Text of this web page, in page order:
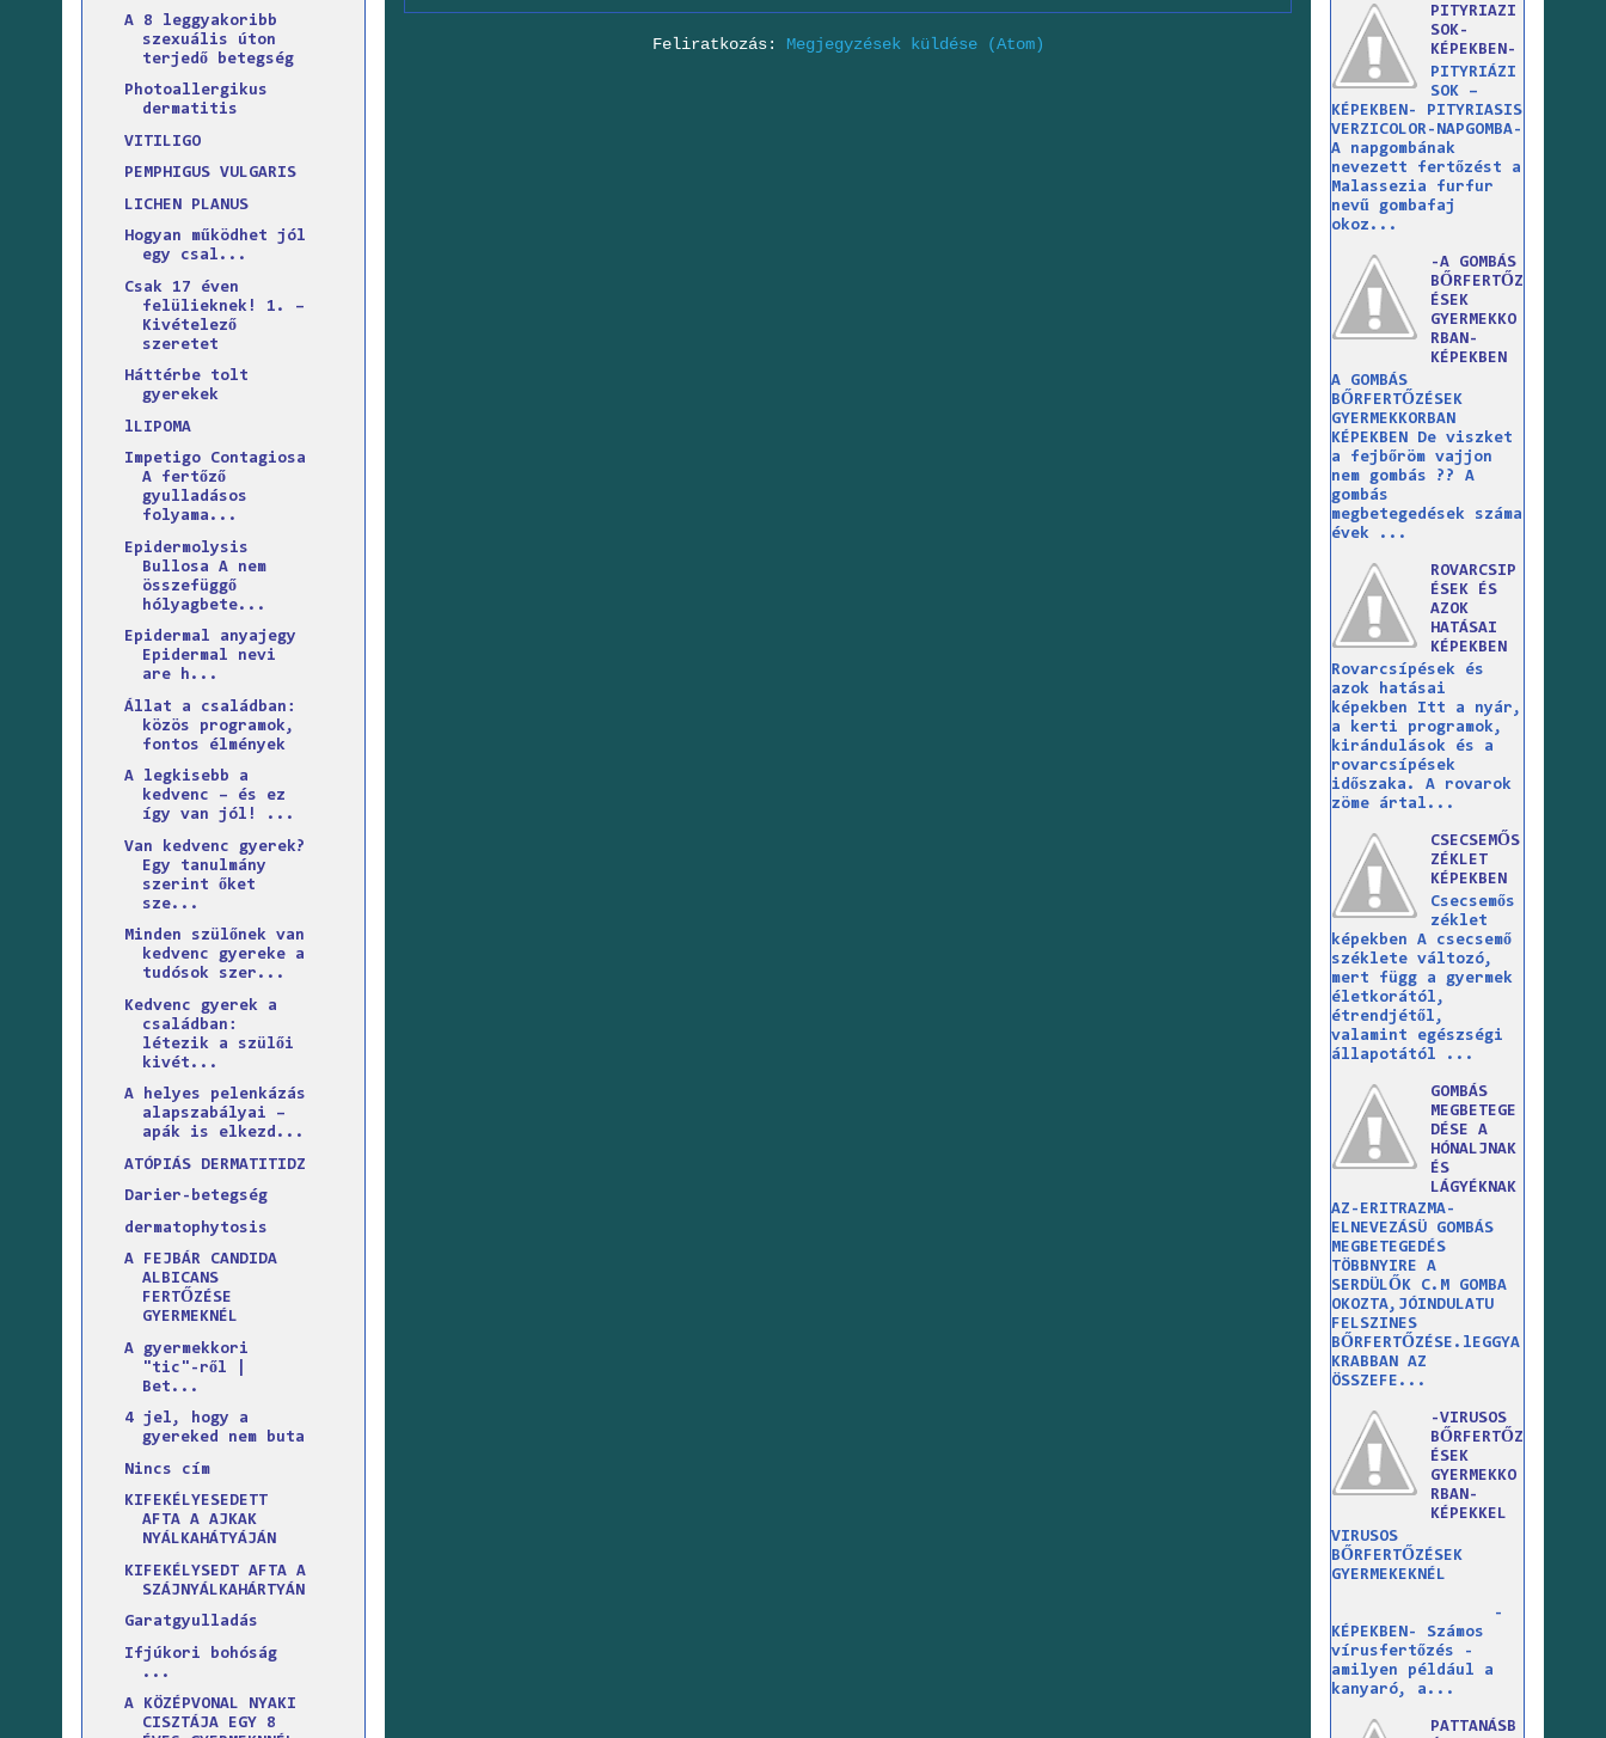
Feliratkozás: Megjegyzések küldése (Atom)
A 8 leggyakoribb
szexuális úton
terjedő betegség
Photoallergikus
dermatitis
VITILIGO
PEMPHIGUS VULGARIS
LICHEN PLANUS
Hogyan működhet jól
egy csal...
Csak 17 éven
felülieknek! 1. –
Kivételező
szeretet
Háttérbe tolt
gyerekek
lLIPOMA
Impetigo Contagiosa
A fertőző
gyulladásos
folyama...
Epidermolysis
Bullosa A nem
összefüggő
hólyagbete...
Epidermal anyajegy
Epidermal nevi
are h...
Állat a családban:
közös programok,
fontos élmények
A legkisebb a
kedvenc – és ez
így van jól! ...
Van kedvenc gyerek?
Egy tanulmány
szerint őket
sze...
Minden szülőnek van
kedvenc gyereke a
tudósok szer...
Kedvenc gyerek a
családban:
létezik a szülői
kivét...
A helyes pelenkázás
alapszabályai –
apák is elkezd...
ATÓPIÁS DERMATITIDZ
Darier-betegség
dermatophytosis
A FEJBÁR CANDIDA
ALBICANS
FERTŐZÉSE
GYERMEKNÉL
A gyermekkori
"tic"-ről |
Bet...
4 jel, hogy a
gyereked nem buta
Nincs cím
KIFEKÉLYESEDETT
AFTA A AJKAK
NYÁLKAHÁTYÁJÁN
KIFEKÉLYSEDT AFTA A
SZÁJNYÁLKAHÁRTYÁN
Garatgyulladás
Ifjúkori bohóság
...
A KÖZÉPVONAL NYAKI
CISZTÁJA EGY 8
PITYRIAZI
SOK-
KÉPEKBEN-
PITYRIÁZI
SOK –
KÉPEKBEN- PITYRIASIS
VERZICOLOR-NAPGOMBA-
A napgombának
nevezett fertőzést a
Malassezia furfur
nevű gombafaj
okoz...
-A GOMBÁS
BŐRFERTŐZ
ÉSEK
GYERMEKKO
RBAN-
KÉPEKBEN
A GOMBÁS
BŐRFERTŐZÉSEK
GYERMEKKORBAN
KÉPEKBEN De viszket
a fejbőröm vajjon
nem gombás ?? A
gombás
megbetegedések száma
évek ...
ROVARCSIP
ÉSEK ÉS
AZOK
HATÁSAI
KÉPEKBEN
Rovarcsípések és
azok hatásai
képekben Itt a nyár,
a kerti programok,
kirándulások és a
rovarcsípések
időszaka. A rovarok
zöme ártal...
CSECSEMŐS
ZÉKLET
KÉPEKBEN
Csecsemős
zéklet
képekben A csecsemő
széklete változó,
mert függ a gyermek
életkorától,
étrendjétől,
valamint egészségi
állapotától ...
GOMBÁS
MEGBETEGE
DÉSE A
HÓNALJNAK
ÉS
LÁGYÉKNAK
AZ-ERITRAZMA-
ELNEVEZÁSÜ GOMBÁS
MEGBETEGEDÉS
TÖBBNYIRE A
SERDÜLŐK C.M GOMBA
OKOZTA,JÓINDULATU
FELSZINES
BŐRFERTŐZÉSE.lEGGYA
KRABBAN AZ
ÖSSZEFE...
-VIRUSOS
BŐRFERTŐZ
ÉSEK
GYERMEKKO
RBAN-
KÉPEKKEL
VIRUSOS
BŐRFERTŐZÉSEK
GYERMEKEKNÉL
-
KÉPEKBEN- Számos
vírusfertőzés -
amilyen például a
kanyaró, a...
PATTANÁSB